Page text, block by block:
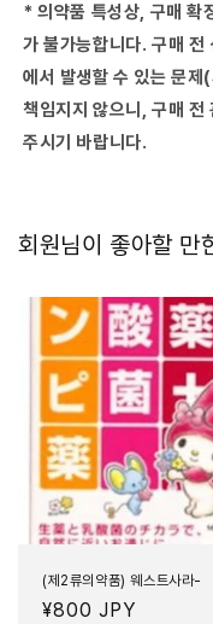
임
림
* 의약품 특성상, 구매 확
가 불가능합니다. 구매 전
에서 발생할 수 있는 문
책임지지 않으니, 구매 전
주시기 바랍니다.
회원님이 좋아할 만
(제2류의약품) 웨스트사라-
정
¥800 JPY